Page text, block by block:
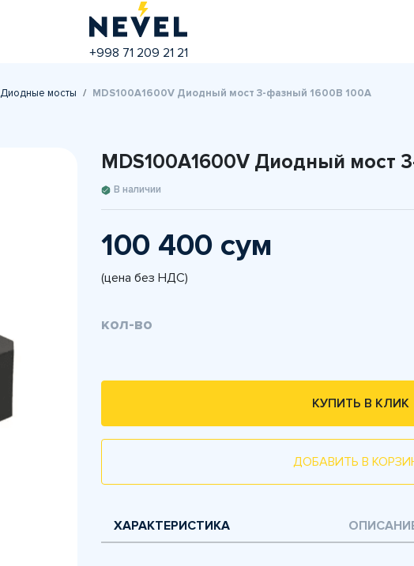
+998 71 209 21 21
Диодные мосты MDS100A1600V Диодный мост 3-фазный 1600В 100А
MDS100A1600V Диодный мост
В наличии
100 400 сум
(цена без НДС)
кол-во
КУПИТЬ В КЛИК
ДОБАВИТЬ В
ХАРАКТЕРИСТИКА